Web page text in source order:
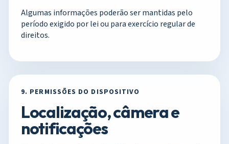
Algumas informações poderão ser mantidas pelo
período exigido por lei ou para exercício regular de
direitos.
9. PERMISSÕES DO DISPOSITIVO
Localização, câmera e
notificações